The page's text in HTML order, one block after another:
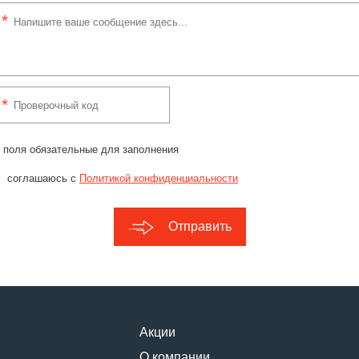
обязательные для заполнения
соглашаюсь с Политикой конфиденциальности
Отправить
Акции